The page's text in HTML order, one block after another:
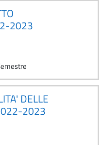
2023
DELLE
2023